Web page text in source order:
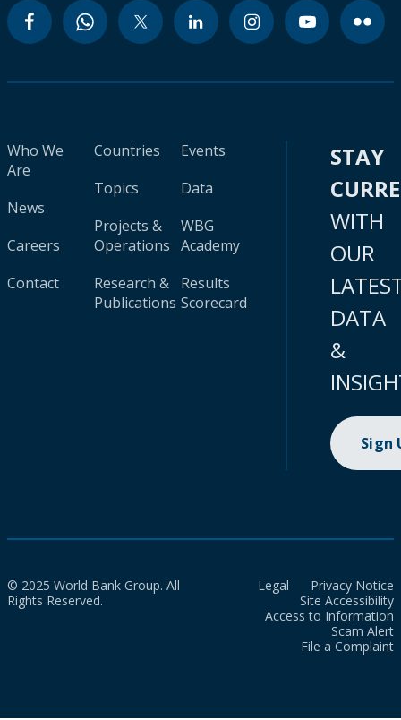
Who We
Are
News
Careers
Contact
Countries
Topics
Projects &
Operations
Research &
Publications
Events
Data
WBG
Academy
Results
Scorecard
STAY
WITH
OUR
DATA
&
Sign
© 2025 World Bank Group. All
Rights Reserved.
Legal
Privacy Notice
Site Accessibility
Access to Information
Scam Alert
File a Complaint